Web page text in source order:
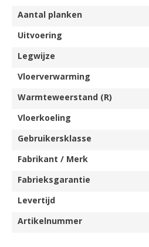
Aantal planken
Uitvoering
Legwijze
Vloerverwarming
Warmteweerstand (R)
Vloerkoeling
Gebruikersklasse
Fabrikant / Merk
Fabrieksgarantie
Levertijd
Artikelnummer